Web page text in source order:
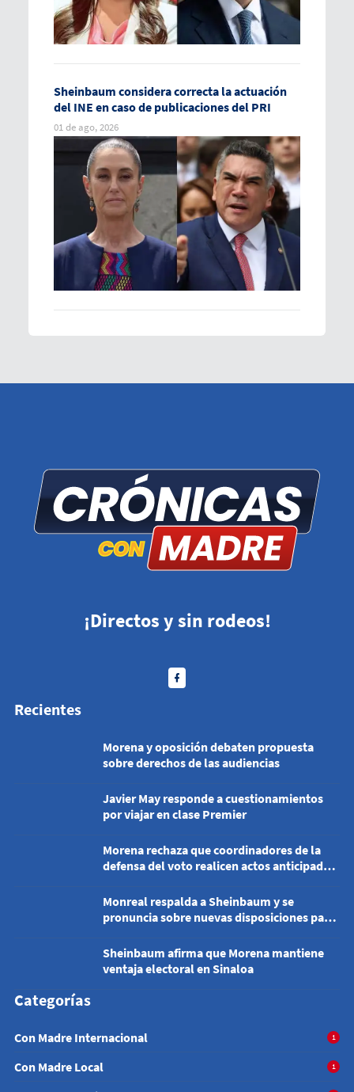
Sheinbaum considera correcta la actuación
del INE en caso de publicaciones del PRI
01 de ago, 2026
¡Directos y sin rodeos!
Recientes
Morena y oposición debaten propuesta
sobre derechos de las audiencias
Javier May responde a cuestionamientos
por viajar en clase Premier
Morena rechaza que coordinadores de la
defensa del voto realicen actos anticipados
Monreal respalda a Sheinbaum y se
pronuncia sobre nuevas disposiciones para
Sheinbaum afirma que Morena mantiene
ventaja electoral en Sinaloa
Categorías
Con Madre Internacional 1
Con Madre Local 1